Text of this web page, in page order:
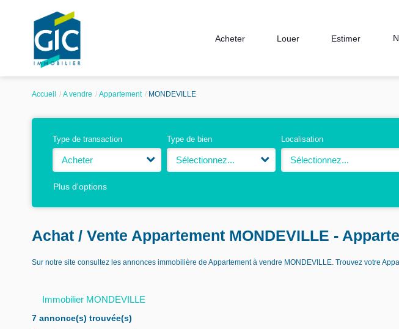
Acheter Louer Estimer
Accueil A vendre Appartement MONDEVILLE
Type de transaction
Acheter
Type de bien
Sélectionnez...
Localisation
Sélectionnez...
Plus d'options
Achat / Vente Appartement MONDEVILLE -
Sur notre site consultez les annonces immobilière de Appartement à vendre MONDEVILLE. Trouvez votre
Immobilier MONDEVILLE
7 annonce(s) trouvée(s)